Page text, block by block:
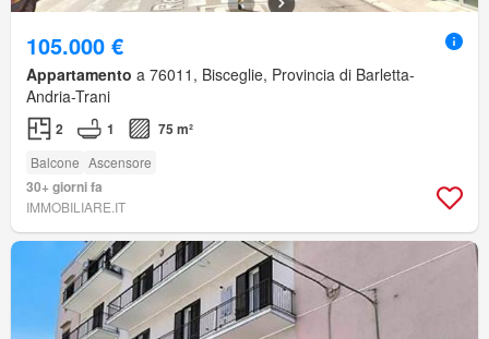
105.000 €
Appartamento a 76011, Bisceglie, Provincia di Barletta-
Andria-Trani
2 1 75 m²
Balcone Ascensore
30+ giorni fa
IMMOBILIARE.IT